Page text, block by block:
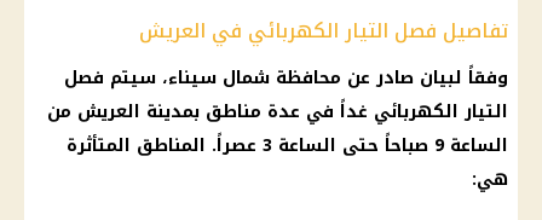
تفاصيل فصل التيار الكهربائي في العريش
وفقاً لبيان صادر عن محافظة شمال سيناء، سيتم فصل
التيار الكهربائي غداً في عدة مناطق بمدينة العريش من
الساعة 9 صباحاً حتى الساعة 3 عصراً. المناطق المتأثرة
هي: